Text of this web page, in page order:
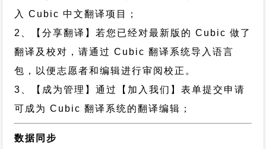
入 Cubic 中文翻译项目；
2、【分享翻译】若您已经对最新版的 Cubic 做了
翻译及校对，请通过 Cubic 翻译系统导入语言
包，以便志愿者和编辑进行审阅校正。
3、【成为管理】通过【加入我们】表单提交申请
可成为 Cubic 翻译系统的翻译编辑；
数据同步